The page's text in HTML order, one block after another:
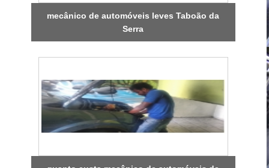
mecânico de automóveis leves Taboão da
Serra